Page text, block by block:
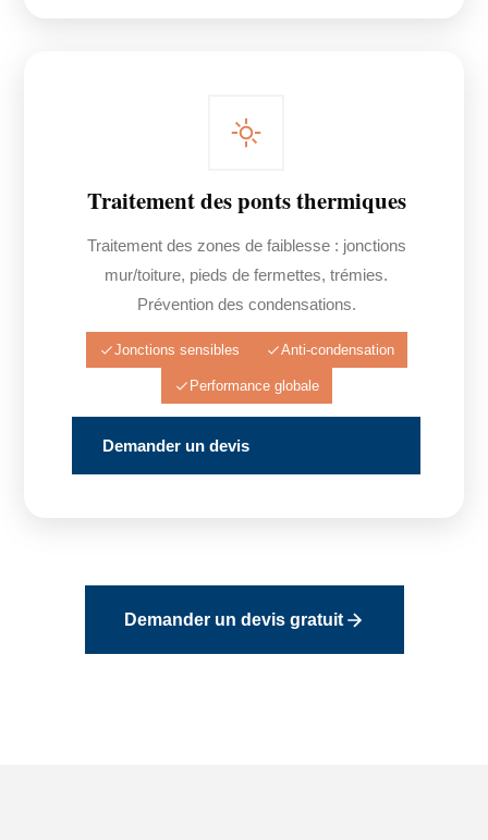
Traitement des ponts thermiques
Traitement des zones de faiblesse : jonctions
mur/toiture, pieds de fermettes, trémies.
Prévention des condensations.
Jonctions sensibles Anti-condensation
Performance globale
Demander un devis
Demander un devis gratuit